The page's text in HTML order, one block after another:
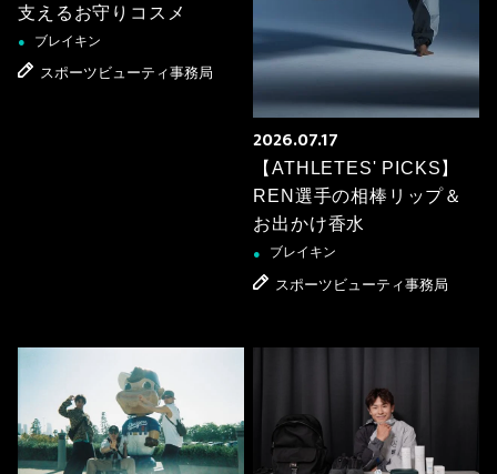
支えるお守りコスメ
● ブレイキン
スポーツビューティ事務局
2026.07.17
【ATHLETES' PICKS】
REN選手の相棒リップ＆
お出かけ香水
● ブレイキン
スポーツビューティ事務局